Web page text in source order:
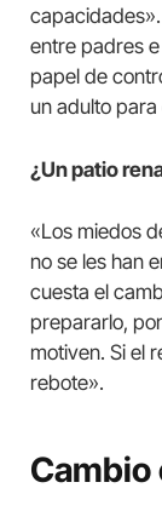
entre padres
papel de
un adulto
¿Un patio
«Los miedos
no se les han
cuesta el
prepararlo,
motiven. Si el
rebote».